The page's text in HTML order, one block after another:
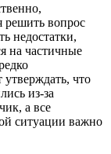
решить вопрос
недостатки,
на частичные
что
из-за
а все
ситуации важно